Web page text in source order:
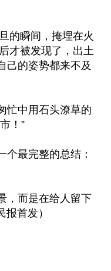
的瞬间，掩埋在火
才被发现了，出土
己的姿势都来不及
忙中用石头潦草的
！”
个最完整的总结：
，而是在给人留下